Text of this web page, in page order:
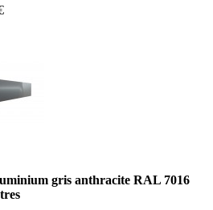
gris anthracite RAL 7016